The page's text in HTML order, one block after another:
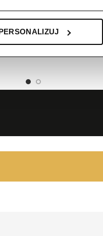
Suwmiarka
330,00zł